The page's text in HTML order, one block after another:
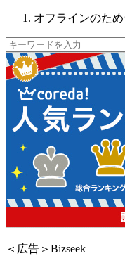
オフラインのた
＜広告＞Bizseek